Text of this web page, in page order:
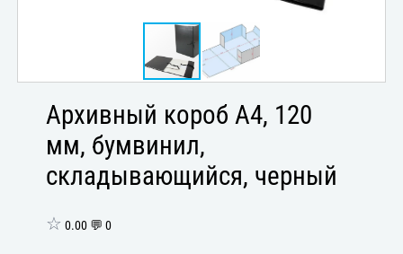
Архивный короб А4, 120
мм, бумвинил,
складывающийся, черный
☆ 0.00 💬 0